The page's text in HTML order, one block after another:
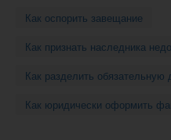
Как оспорить завещание
Как признать наследника
Как разделить
Как юридически оформить